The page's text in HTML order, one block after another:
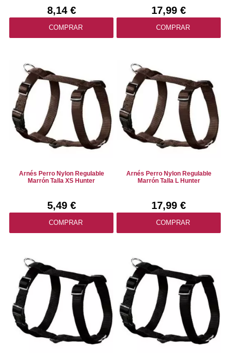
8,14 €
COMPRAR
17,99 €
COMPRAR
Arnés Perro Nylon Regulable
Marrón Talla XS Hunter
5,49 €
COMPRAR
Arnés Perro Nylon Regulable
Marrón Talla L Hunter
17,99 €
COMPRAR